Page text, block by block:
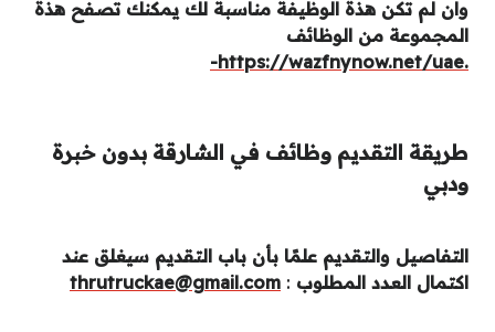
وان لم تكن هذة الوظيفة مناسبة لك يمكنك تصفح هذة
المجموعة من الوظائف
.https://wazfnynow.net/uae-
طريقة التقديم وظائف في الشارقة بدون خبرة
ودبي
التفاصيل والتقديم علمًا بأن باب التقديم سيغلق عند
اكتمال العدد المطلوب :
thrutruckae@gmail.com